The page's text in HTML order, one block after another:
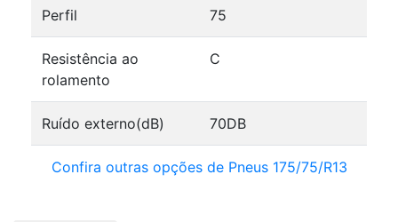
Perfil 75
Resistência ao
rolamento
C
Ruído externo(dB) 70DB
Confira outras opções de Pneus 175/75/R13